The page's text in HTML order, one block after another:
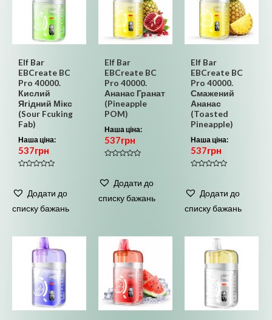
Elf Bar
EBCreate BC
Pro 40000.
Кислий
Ягідний Мікс
(Sour Fcuking
Fab)
Наша ціна:
537грн
з
Додати до
списку бажань
Elf Bar
EBCreate BC
Pro 40000.
Ананас Гранат
(Pineapple
POM)
Наша ціна:
537грн
з
Додати до
списку бажань
Elf Bar
EBCreate BC
Pro 40000.
Смажений
Ананас
(Toasted
Pineapple)
Наша ціна:
537грн
з
Додати до
списку бажань